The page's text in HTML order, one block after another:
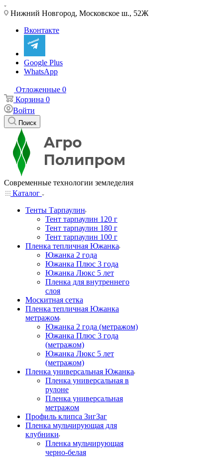
Нижний Новгород, Московское ш., 52Ж
Вконтакте
Google Plus
WhatsApp
Отложенные 0
Корзина 0
Войти
Поиск
Современные технологии земледелия
Каталог
Тенты Тарпаулин
Тент тарпаулин 120 г
Тент тарпаулин 180 г
Тент тарпаулин 100 г
Пленка тепличная Южанка
Южанка 2 года
Южанка Плюс 3 года
Южанка Люкс 5 лет
Пленка для внутреннего
слоя
Москитная сетка
Пленка тепличная Южанка
метражом
Южанка 2 года (метражом)
Южанка Плюс 3 года
(метражом)
Южанка Люкс 5 лет
(метражом)
Пленка универсальная Южанка
Пленка универсальная в
рулоне
Пленка универсальная
метражом
Профиль клипса ЗигЗаг
Пленка мульчирующая для
клубники
Пленка мульчирующая
черно-белая